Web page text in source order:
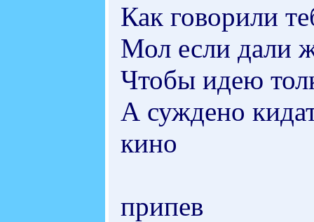
Как говорили
Мол если дали
Чтобы идею
А суждено
кино
припев